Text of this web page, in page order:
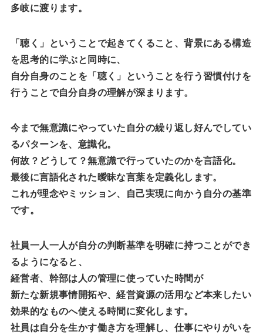
多岐に渡ります。
「聴く」ということで起きてくること、背景にある構造
を思考的に学ぶと同時に、
自分自身のことを「聴く」ということを行う習慣付けを
行うことで自分自身の理解が深まります。
今まで無意識にやっていた自分の繰り返し好んでしてい
るパターンを、意識化。
何故？どうして？無意識で行っていたのかを言語化。
最後に言語化された曖昧な言葉を定義化します。
これが理念やミッション、自己実現に向かう自分の基準
です。
社員一人一人が自分の判断基準を明確に持つことができ
るようになると、
経営者、幹部は人の管理に使っていた時間が
新たな新規事情開拓や、経営資源の活用など本来したい
効果的なものへ使える時間に変化します。
社員は自分を生かす働き方を理解し、仕事にやりがいを